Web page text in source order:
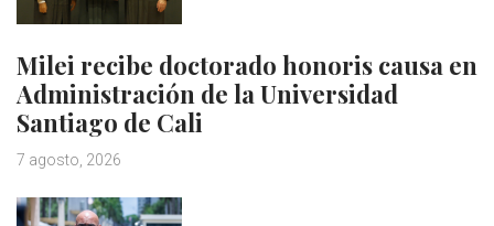
Milei recibe doctorado honoris causa en
Administración de la Universidad
Santiago de Cali
7 agosto, 2026